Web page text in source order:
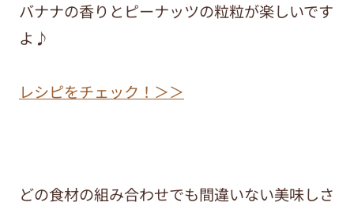
バナナの香りとピーナッツの粒粒が楽しいです
よ♪
レシピをチェック！＞＞
どの食材の組み合わせでも間違いない美味しさ